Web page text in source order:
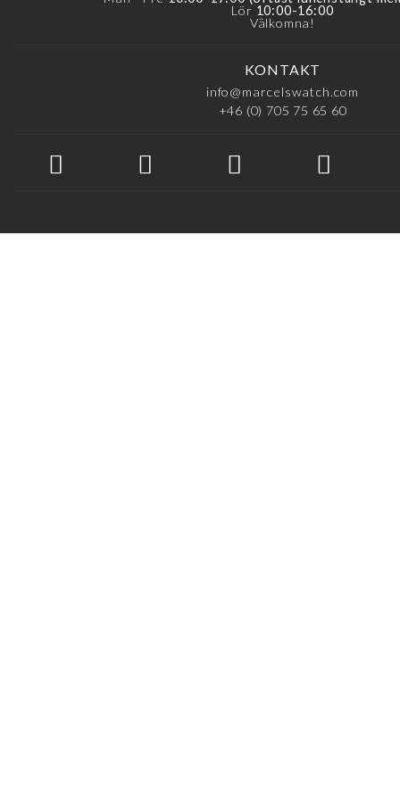
Lör 10:00-16:00
Välkomna!
KONTAKT
info@marcelswatch.com
+46 (0) 705 75 65 60